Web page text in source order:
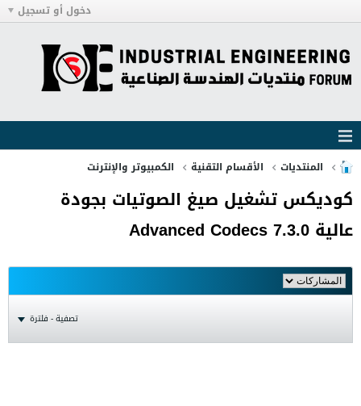
دخول أو تسجيل
المنتديات الأقسام التقنية الكمبيوتر والإنترنت
كوديكس تشغيل صيغ الصوتيات بجودة
عالية Advanced Codecs 7.3.0
تصفية - فلترة